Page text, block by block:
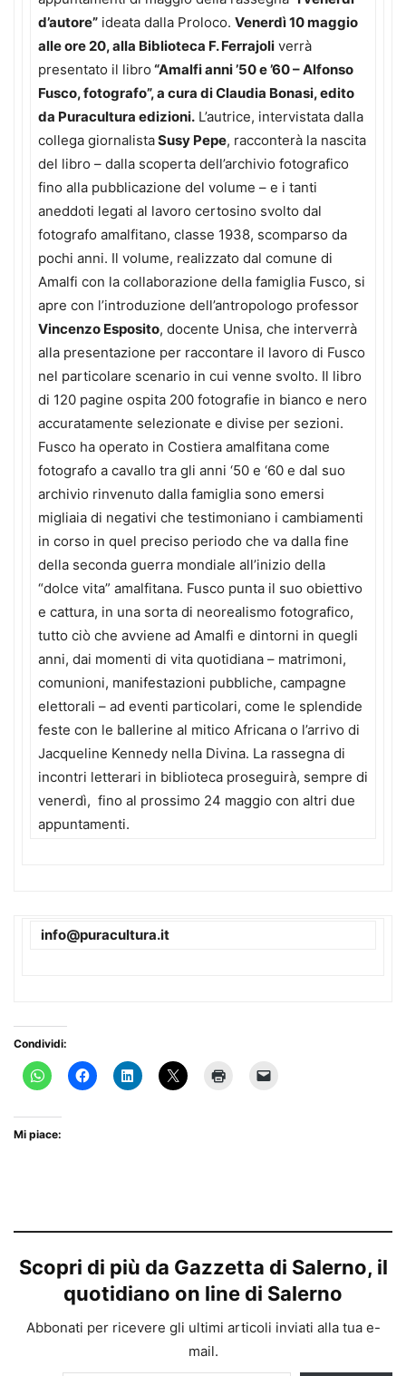
d’autore” ideata dalla Proloco. Venerdì 10 maggio
alle ore 20, alla Biblioteca F. Ferrajoli verrà
presentato il libro “Amalfi anni ’50 e ’60 – Alfonso
Fusco, fotografo”, a cura di Claudia Bonasi, edito
da Puracultura edizioni. L’autrice, intervistata dalla
collega giornalistaSusy Pepe, racconterà la nascita
del libro – dalla scoperta dell’archivio fotografico
fino alla pubblicazione del volume – e i tanti
aneddoti legati al lavoro certosino svolto dal
fotografo amalfitano, classe 1938, scomparso da
pochi anni. Il volume, realizzato dal comune di
Amalfi con la collaborazione della famiglia Fusco, si
apre con l’introduzione dell’antropologo professor
Vincenzo Esposito, docente Unisa, che interverrà
alla presentazione per raccontare il lavoro di Fusco
nel particolare scenario in cui venne svolto. Il libro
di 120 pagine ospita 200 fotografie in bianco e nero
accuratamente selezionate e divise per sezioni.
Fusco ha operato in Costiera amalfitana come
fotografo a cavallo tra gli anni ‘50 e ‘60 e dal suo
archivio rinvenuto dalla famiglia sono emersi
migliaia di negativi che testimoniano i cambiamenti
in corso in quel preciso periodo che va dalla fine
della seconda guerra mondiale all’inizio della
“dolce vita” amalfitana. Fusco punta il suo obiettivo
e cattura, in una sorta di neorealismo fotografico,
tutto ciò che avviene ad Amalfi e dintorni in quegli
anni, dai momenti di vita quotidiana – matrimoni,
comunioni, manifestazioni pubbliche, campagne
elettorali – ad eventi particolari, come le splendide
feste con le ballerine al mitico Africana o l’arrivo di
Jacqueline Kennedy nella Divina. La rassegna di
incontri letterari in biblioteca proseguirà, sempre di
venerdì, fino al prossimo 24 maggio con altri due
appuntamenti.
info@puracultura.it
Condividi:
Mi piace:
Scopri di più da Gazzetta di Salerno, il
quotidiano on line di Salerno
Abbonati per ricevere gli ultimi articoli inviati alla tua e-
mail.
Digita la tua e-mail...